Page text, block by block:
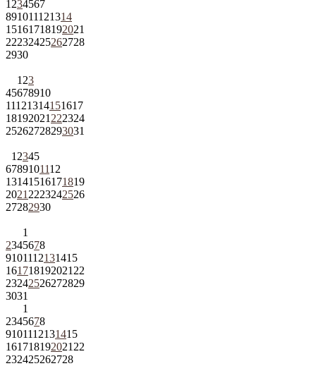
1 234567
891011121314
15161718192021
22232425262728
2930
1 23
45678910
11121314151617
18192021 222324
25262728293031
1 2345
6789101112
13141516171819
2021 2223242526
27282930
1
2345678
9101112131415
161718192021 22
23242526272829
3031
1
2345678
9101112131415
161718192021 22
232425262728